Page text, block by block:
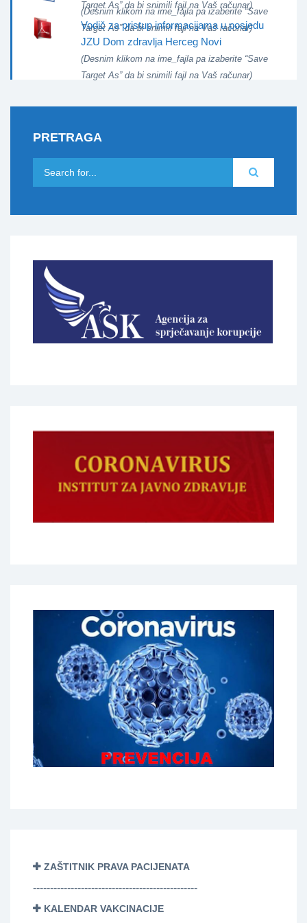
Target As” da bi snimili fajl na Vaš računar)
(Desnim klikom na ime_fajla pa izaberite “Save
Target As” da bi snimili fajl na Vaš računar)
Vodič za pristup informacijama u posjedu
JZU Dom zdravlja Herceg Novi
(Desnim klikom na ime_fajla pa izaberite “Save
Target As” da bi snimili fajl na Vaš računar)
PRETRAGA
ZAŠTITNIK PRAVA PACIJENATA
------------------------------------------------
KALENDAR VAKCINACIJE